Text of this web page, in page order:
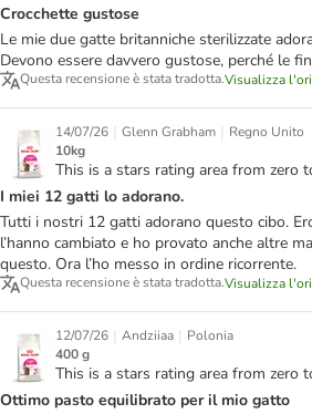
Crocchette gustose
Le mie due gatte britanniche sterilizzate
Devono essere davvero gustose, perché le
Questa recensione è stata tradotta.Visualizza
14/07/26 | Glenn Grabham | Regno Unito
10kg
This is a stars rating area from zero
I miei 12 gatti lo adorano.
Tutti i nostri 12 gatti adorano questo cibo.
l’hanno cambiato e ho provato anche altre
questo. Ora l’ho messo in ordine ricorrente.
Questa recensione è stata tradotta.Visualizza
12/07/26 | Andziiaa | Polonia
400 g
This is a stars rating area from zero
Ottimo pasto equilibrato per il mio gatto